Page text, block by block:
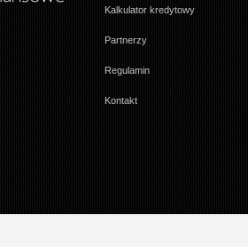
Kalkulator kredytowy
Partnerzy
Regulamin
Kontakt